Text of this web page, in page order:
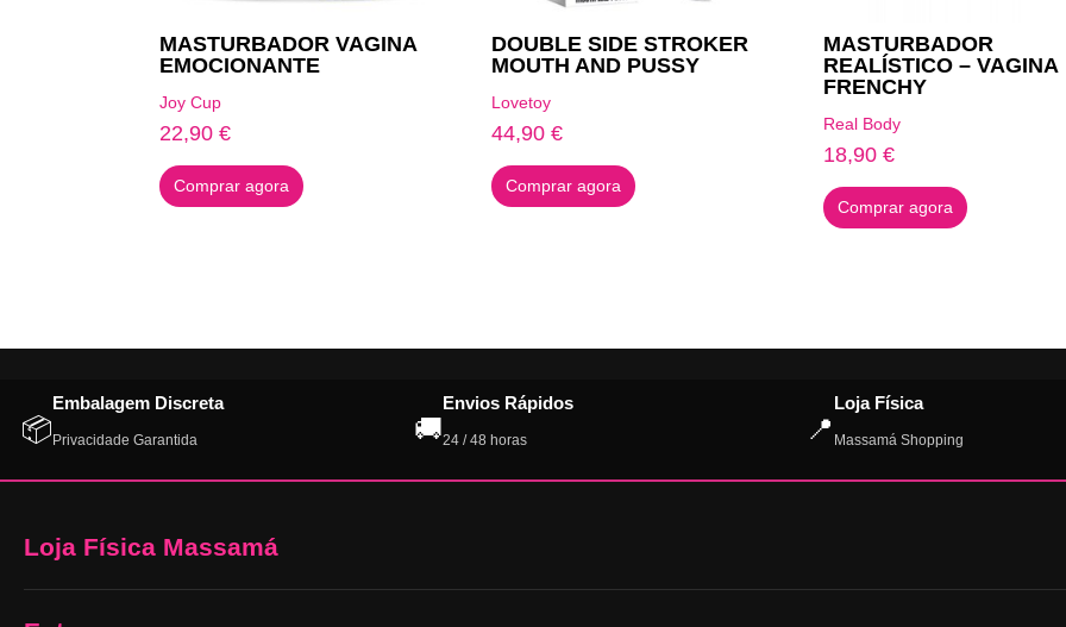
MASTURBADOR VAGINA
EMOCIONANTE
Joy Cup
22,90€
Comprar agora
DOUBLE SIDE STROKER
MOUTH AND PUSSY
Lovetoy
44,90€
Comprar agora
MASTURBADOR
REALÍSTICO – VAGINA
FRENCHY
Real Body
18,90€
Comprar agora
📦
Embalagem Discreta
Privacidade Garantida 🚚
Envios Rápidos
24 / 48 horas 📍
Loja Física
Massamá Shopping
Loja Física Massamá